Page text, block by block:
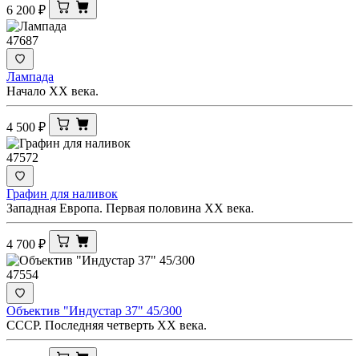
6 200 ₽
47687
Лампада
Начало ХХ века.
4 500 ₽
47572
Графин для наливок
Западная Европа. Первая половина ХХ века.
4 700 ₽
47554
Объектив "Индустар 37" 45/300
СССР. Последняя четверть XX века.